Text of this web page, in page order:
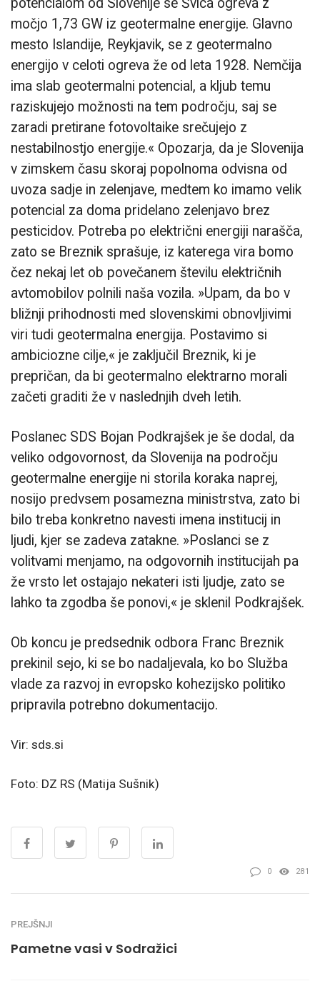
močjo 1,73 GW iz geotermalne energije. Glavno
mesto Islandije, Reykjavik, se z geotermalno
energijo v celoti ogreva že od leta 1928. Nemčija
ima slab geotermalni potencial, a kljub temu
raziskujejo možnosti na tem področju, saj se
zaradi pretirane fotovoltaike srečujejo z
nestabilnostjo energije.« Opozarja, da je Slovenija
v zimskem času skoraj popolnoma odvisna od
uvoza sadje in zelenjave, medtem ko imamo velik
potencial za doma pridelano zelenjavo brez
pesticidov. Potreba po električni energiji narašča,
zato se Breznik sprašuje, iz katerega vira bomo
čez nekaj let ob povečanem številu električnih
avtomobilov polnili naša vozila. »Upam, da bo v
bližnji prihodnosti med slovenskimi obnovljivimi
viri tudi geotermalna energija. Postavimo si
ambiciozne cilje,« je zaključil Breznik, ki je
prepričan, da bi geotermalno elektrarno morali
začeti graditi že v naslednjih dveh letih.
Poslanec SDS Bojan Podkrajšek je še dodal, da
veliko odgovornost, da Slovenija na področju
geotermalne energije ni storila koraka naprej,
nosijo predvsem posamezna ministrstva, zato bi
bilo treba konkretno navesti imena institucij in
ljudi, kjer se zadeva zatakne. »Poslanci se z
volitvami menjamo, na odgovornih institucijah pa
že vrsto let ostajajo nekateri isti ljudje, zato se
lahko ta zgodba še ponovi,« je sklenil Podkrajšek.
Ob koncu je predsednik odbora Franc Breznik
prekinil sejo, ki se bo nadaljevala, ko bo Služba
vlade za razvoj in evropsko kohezijsko politiko
pripravila potrebno dokumentacijo.
Vir: sds.si
Foto: DZ RS (Matija Sušnik)
0 281
PREJŠNJI
Pametne vasi v Sodražici